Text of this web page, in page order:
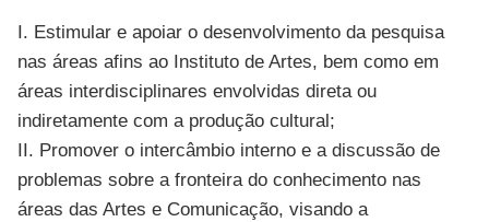
I. Estimular e apoiar o desenvolvimento da pesquisa
nas áreas afins ao Instituto de Artes, bem como em
áreas interdisciplinares envolvidas direta ou
indiretamente com a produção cultural;
II. Promover o intercâmbio interno e a discussão de
problemas sobre a fronteira do conhecimento nas
áreas das Artes e Comunicação, visando a